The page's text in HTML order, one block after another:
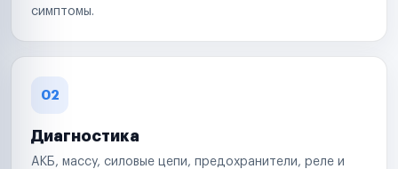
симптомы.
02
Диагностика
АКБ, массу, силовые цепи, предохранители, реле и